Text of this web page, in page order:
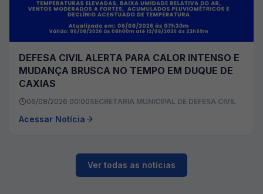
DEFESA CIVIL ALERTA PARA CALOR INTENSO E
MUDANÇA BRUSCA NO TEMPO EM DUQUE DE
CAXIAS
06/08/2026 00:00SECRETARIA MUNICIPAL DE DEFESA CIVIL
Acessar Notícia
Ver todas as notícias